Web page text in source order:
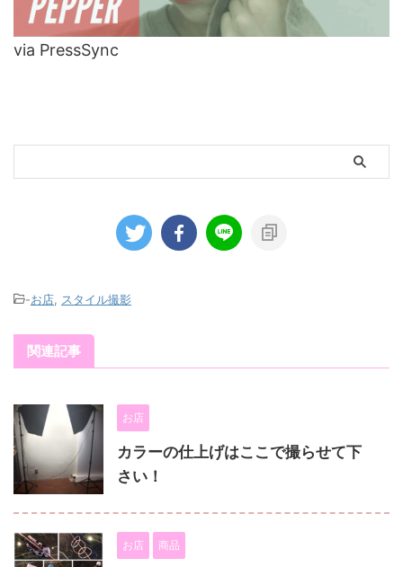
via PressSync
-お店, スタイル撮影
関連記事
お店
カラーの仕上げはここで撮らせて下
さい！
お店 商品